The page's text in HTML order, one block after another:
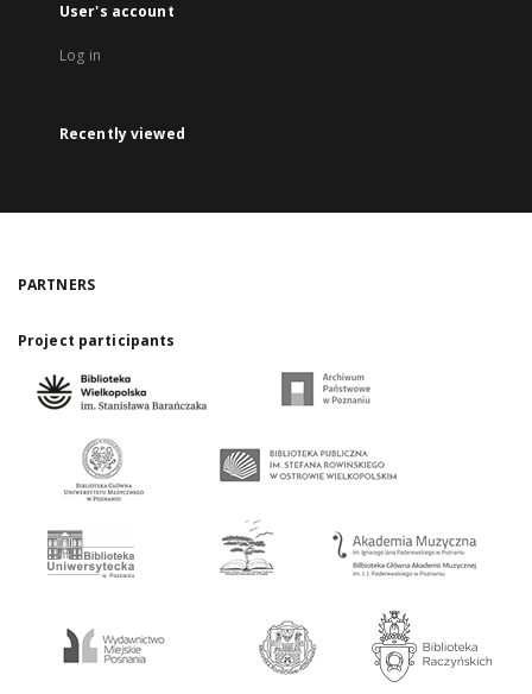
User's account
Log in
Recently viewed
PARTNERS
Project participants